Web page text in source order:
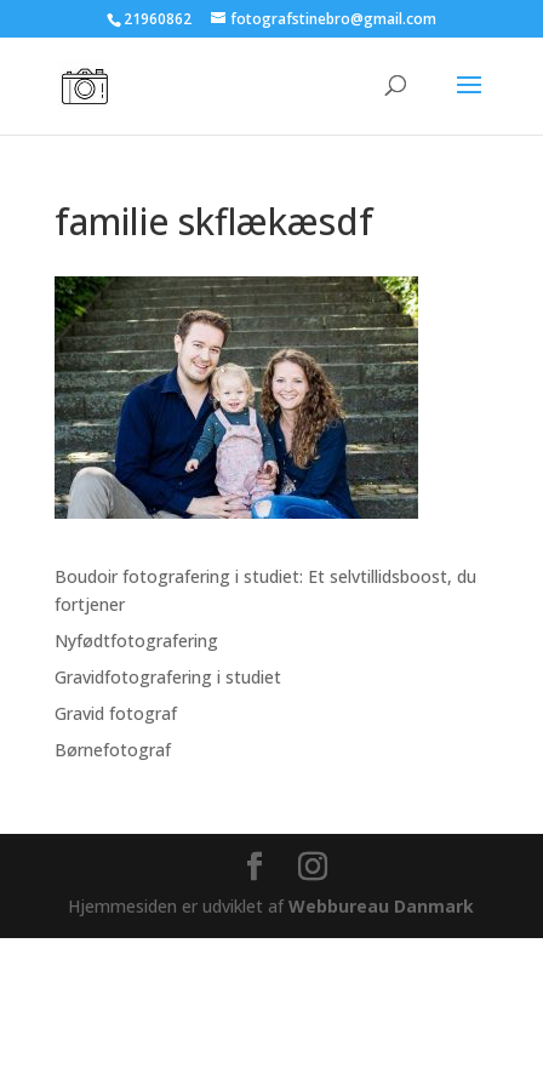
21960862 fotografstinebro@gmail.com
familie skflækæsdf
Boudoir fotografering i studiet: Et selvtillidsboost, du
fortjener
Nyfødtfotografering
Gravidfotografering i studiet
Gravid fotograf
Børnefotograf
Hjemmesiden er udviklet afWebbureau Danmark